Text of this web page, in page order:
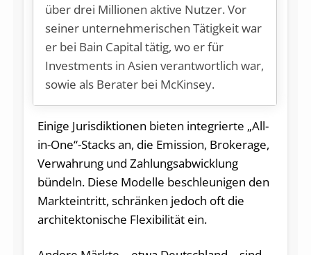
über drei Millionen aktive Nutzer. Vor
seiner unternehmerischen Tätigkeit war
er bei Bain Capital tätig, wo er für
Investments in Asien verantwortlich war,
sowie als Berater bei McKinsey.
Einige Jurisdiktionen bieten integrierte „All-
in-One“-Stacks an, die Emission, Brokerage,
Verwahrung und Zahlungsabwicklung
bündeln. Diese Modelle beschleunigen den
Markteintritt, schränken jedoch oft die
architektonische Flexibilität ein.